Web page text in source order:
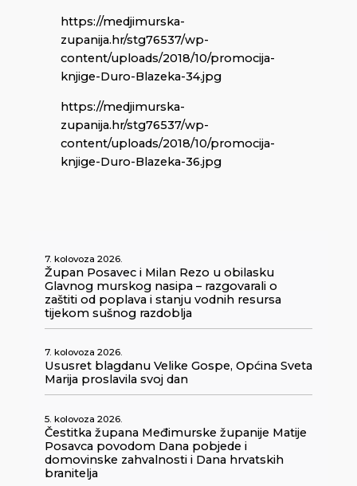
https://medjimurska-
zupanija.hr/stg76537/wp-
content/uploads/2018/10/promocija-
knjige-Duro-Blazeka-34.jpg
https://medjimurska-
zupanija.hr/stg76537/wp-
content/uploads/2018/10/promocija-
knjige-Duro-Blazeka-36.jpg
7. kolovoza 2026.
Župan Posavec i Milan Rezo u obilasku
Glavnog murskog nasipa – razgovarali o
zaštiti od poplava i stanju vodnih resursa
tijekom sušnog razdoblja
7. kolovoza 2026.
Ususret blagdanu Velike Gospe, Općina Sveta
Marija proslavila svoj dan
5. kolovoza 2026.
Čestitka župana Međimurske županije Matije
Posavca povodom Dana pobjede i
domovinske zahvalnosti i Dana hrvatskih
branitelja